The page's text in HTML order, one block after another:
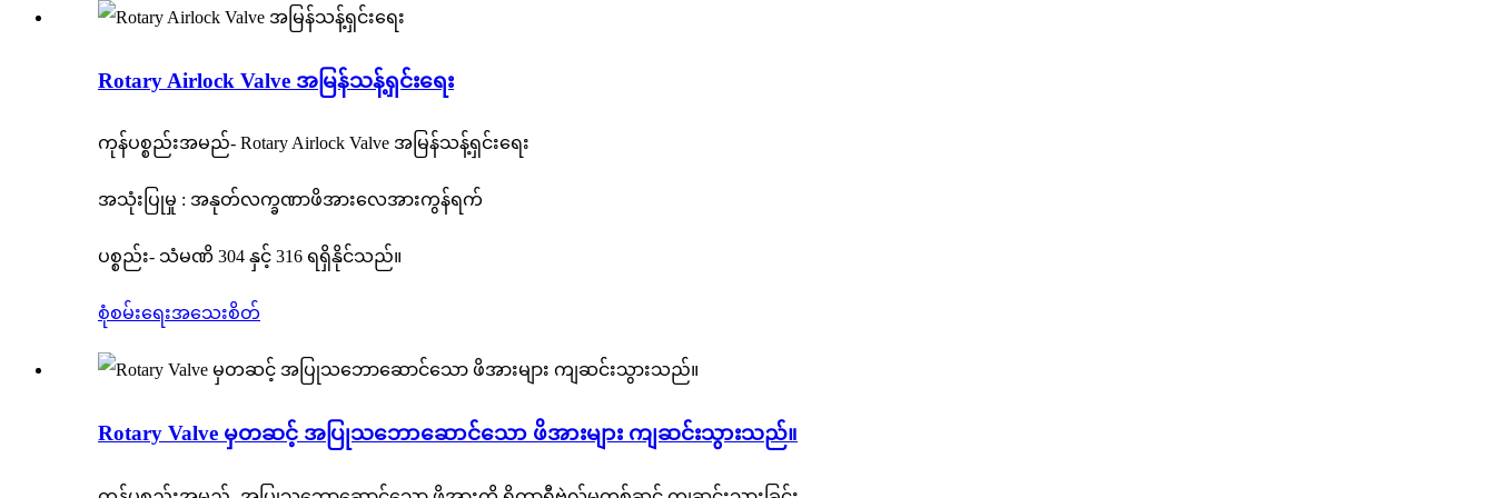
Rotary Airlock Valve အမြန်သန့်ရှင်းရေး
ကုန်ပစ္စည်းအမည်- Rotary Airlock Valve အမြန်သန့်ရှင်းရေး
အသုံးပြုမှု : အနုတ်လက္ခဏာဖိအားလေအားကွန်ရက်
ပစ္စည်း- သံမဏိ 304 နှင့် 316 ရရှိနိုင်သည်။
စုံစမ်းရေးအသေးစိတ်
Rotary Valve မှတဆင့် အပြုသဘောဆောင်သော ဖိအားများ ကျဆင်းသွားသည်။